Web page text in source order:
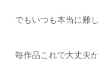
でもいつも本当に難
毎作品これで大丈夫